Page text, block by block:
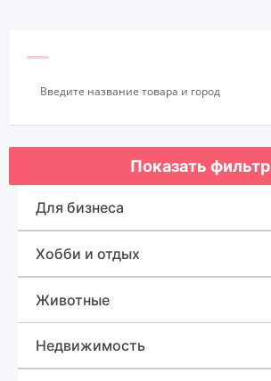
Показать фильтр
Для бизнеса
Оборудование для бизнеса
Готовый бизнес
Товары для бизнеса
Хобби и отдых
Спорт, туризм и отдых
Для быта
Животные
Недвижимость